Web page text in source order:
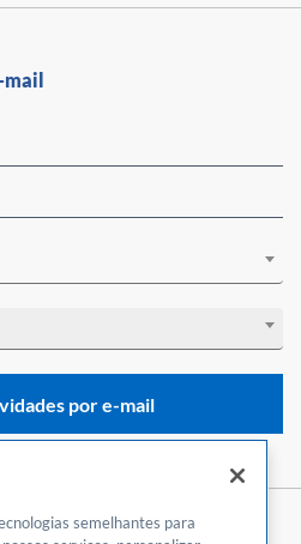
de Atendimento
mail
por e-mail
semelhantes para